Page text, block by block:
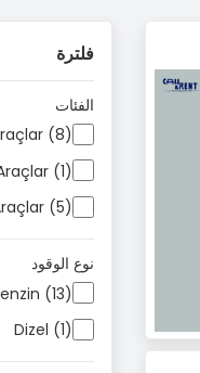
فلترة
الفئات
(8)
(1)
(5)
نوع الوقود
(13)
Dizel (1)